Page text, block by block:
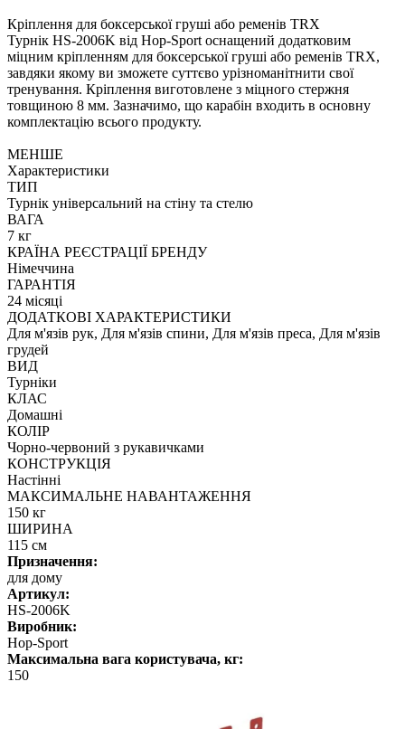
Кріплення для боксерської груші або ременів TRX
Турнік HS-2006K від Hop-Sport оснащений додатковим
міцним кріпленням для боксерської груші або ременів TRX,
завдяки якому ви зможете суттєво урізноманітнити свої
тренування. Кріплення виготовлене з міцного стержня
товщиною 8 мм. Зазначимо, що карабін входить в основну
комплектацію всього продукту.
МЕНШЕ
Характеристики
ТИП
Турнік універсальний на стіну та стелю
ВАГА
7 кг
КРАЇНА РЕЄСТРАЦІЇ БРЕНДУ
Німеччина
ГАРАНТІЯ
24 місяці
ДОДАТКОВІ ХАРАКТЕРИСТИКИ
Для м'язів рук, Для м'язів спини, Для м'язів преса, Для м'язів
грудей
ВИД
Турніки
КЛАС
Домашні
КОЛІР
Чорно-червоний з рукавичками
КОНСТРУКЦІЯ
Настінні
МАКСИМАЛЬНЕ НАВАНТАЖЕННЯ
150 кг
ШИРИНА
115 см
Призначення:
для дому
Артикул:
HS-2006K
Виробник:
Hop-Sport
Максимальна вага користувача, кг:
150